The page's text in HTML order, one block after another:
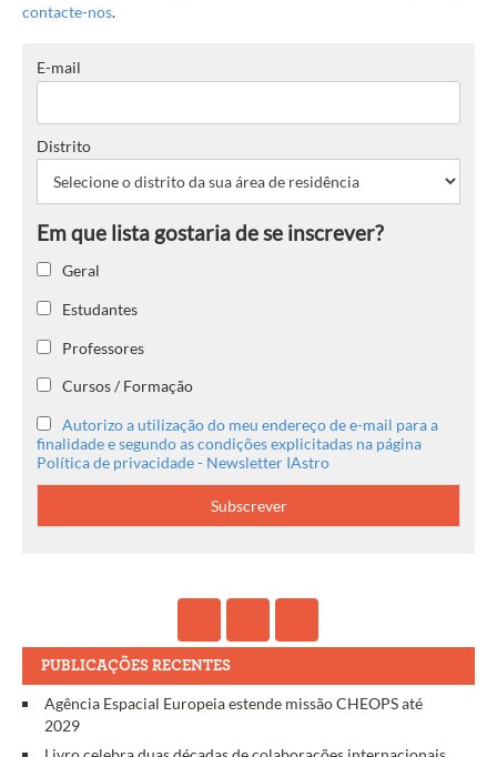
contacte-nos.
E-mail
Distrito
Geral
Estudantes
Professores
Cursos / Formação
Autorizo a utilização do meu endereço de e-mail para a
finalidade e segundo as condições explicitadas na página
Política de privacidade - Newsletter IAstro
PUBLICAÇÕES RECENTES
Agência Espacial Europeia estende missão CHEOPS até
2029